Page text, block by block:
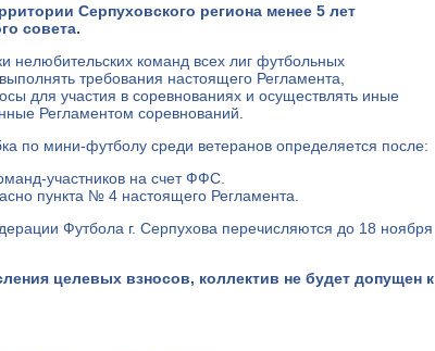
Серпуховского региона менее 5 лет
совета.
нелюбительских команд всех лиг футбольных
требования настоящего Регламента,
для участия в соревнованиях и осуществлять иные
Регламентом соревнований.
по мини-футболу среди ветеранов определяется после:
участников на счет ФФС.
пункта № 4 настоящего Регламента.
Футбола г. Серпухова перечисляются до 18 ноября
целевых взносов, коллектив не будет допущен к